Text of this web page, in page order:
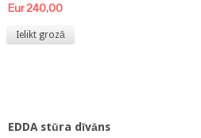
Eur 240,00
Ielikt grozā
EDDA stūra dīvāns